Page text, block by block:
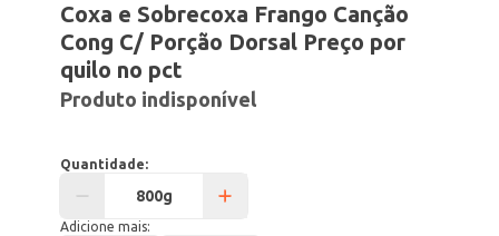
Coxa e Sobrecoxa Frango Canção
Cong C/ Porção Dorsal Preço por
quilo no pct
Produto indisponível
Quantidade:
Adicione mais: